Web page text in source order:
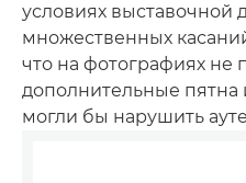
условиях выставочной
множественных
что на фотографиях не
дополнительные
могли бы нарушить